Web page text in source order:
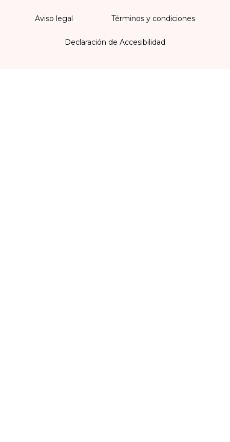
Aviso legal Términos y condiciones
Declaración de Accesibilidad